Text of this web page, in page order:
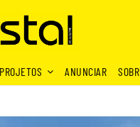
PROJETOS ANUNCIAR